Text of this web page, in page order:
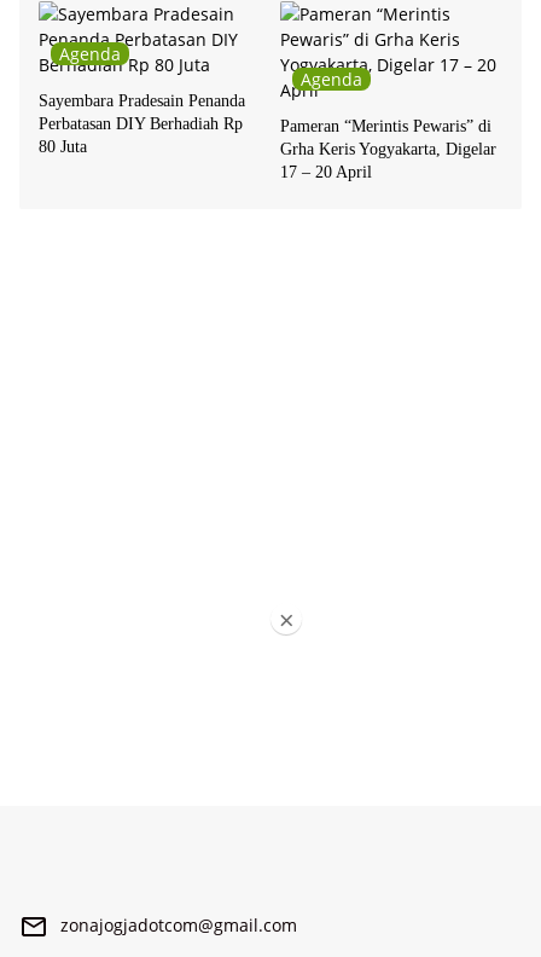
Agenda
Sayembara Pradesain Penanda
Perbatasan DIY Berhadiah Rp
80 Juta
Agenda
Pameran “Merintis Pewaris” di
Grha Keris Yogyakarta, Digelar
17 – 20 April
zonajogjadotcom@gmail.com
×